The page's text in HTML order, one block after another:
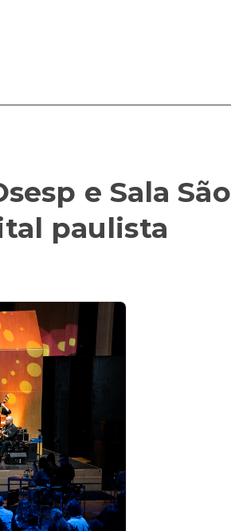
e Sala São
paulista